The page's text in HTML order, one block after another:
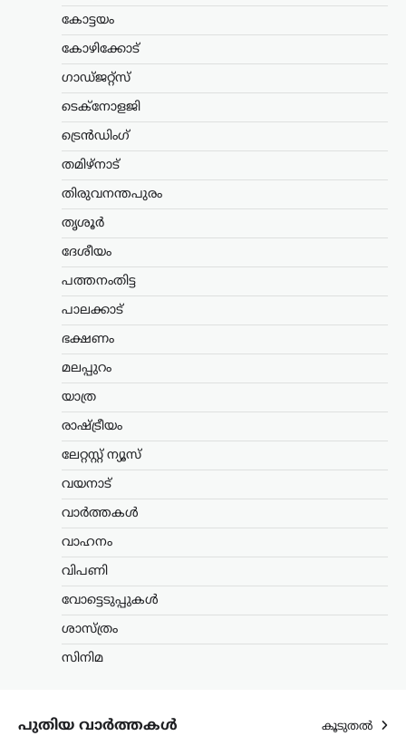
കോട്ടയം
കോഴിക്കോട്
ഗാഡ്ജറ്റ്സ്
ടെക്നോളജി
ട്രെൻഡിംഗ്
തമിഴ്നാട്
തിരുവനന്തപുരം
തൃശൂർ
ദേശീയം
പത്തനംതിട്ട
പാലക്കാട്
ഭക്ഷണം
മലപ്പുറം
യാത്ര
രാഷ്ട്രീയം
ലേറ്റസ്റ്റ് ന്യൂസ്
വയനാട്
വാർത്തകൾ
വാഹനം
വിപണി
വോട്ടെടുപ്പുകൾ
ശാസ്ത്രം
സിനിമ
പുതിയ വാർത്തകൾ കൂടുതൽ
പൊലീസിനെ പരസ്യമായി വെല്ലുവിളിച്ച
അര്‍ജുന്‍ ആയങ്കിയെ എത്രയും വേഗം
പിടികൂടാന്‍ ആഭ്യന്തരമന്ത്രി രമേശ്
ചെന്നിത്തല നിര്‍ദേശം നല്‍കിയതിനെ
തുടര്‍ന്ന് സംസ്ഥാനത്ത് പൊലീസ്
പരിശോധന ശക്തമാക്കി.
കൊച്ചിയടക്കമുള്ള വിവിധ…
ട്രെൻഡിംഗ്
അയോധ്യ രാമക്ഷേത്ര
രൂപയുടെ കണക്കുകൾ
ഓഡിറ്റ് ചെയ്തതായി
3,300 കോടി രൂപയുടെ സംഭാവനകളുടെ
ഉപയോഗവുമായി ബന്ധപ്പെട്ട് ഉയർന്ന
ആരോപണങ്ങൾ…
കേരളം
വീട്ടുപടിക്കലെ പെൻഷൻ
വിതരണം നിർത്തുന്നത്
പിൻവലിക്കണമെന്ന്
പിണറായി വിജയൻ
ന്യൂസ് ഡെസ്ക്
ഓഗസ്റ്റ്‌ 7, 2026
സംവിധാനം അവസാനിപ്പിക്കാനുള്ള